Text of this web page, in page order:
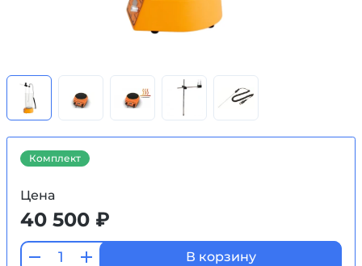
Комплект
Цена
40 500 ₽
В корзину